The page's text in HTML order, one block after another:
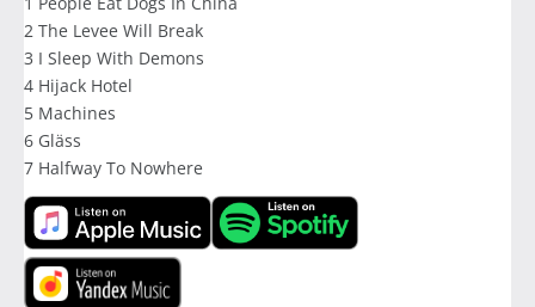
2 The Levee Will Break
3 I Sleep With Demons
4 Hijack Hotel
5 Machines
6 Gläss
7 Halfway To Nowhere